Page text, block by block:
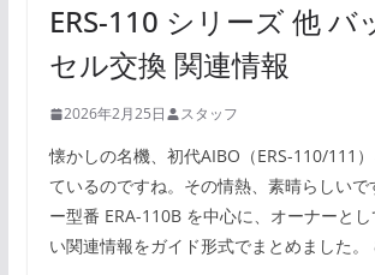
ERS-110 シリーズ 他 バ
セル交換 関連情報
2026年2月25日 スタッフ
懐かしの名機、初代AIBO（ERS-110/111
ているのですね。その情熱、素晴らしいで
ー型番 ERA-110B を中心に、オーナーと
い関連情報をガイド形式でまとめました。